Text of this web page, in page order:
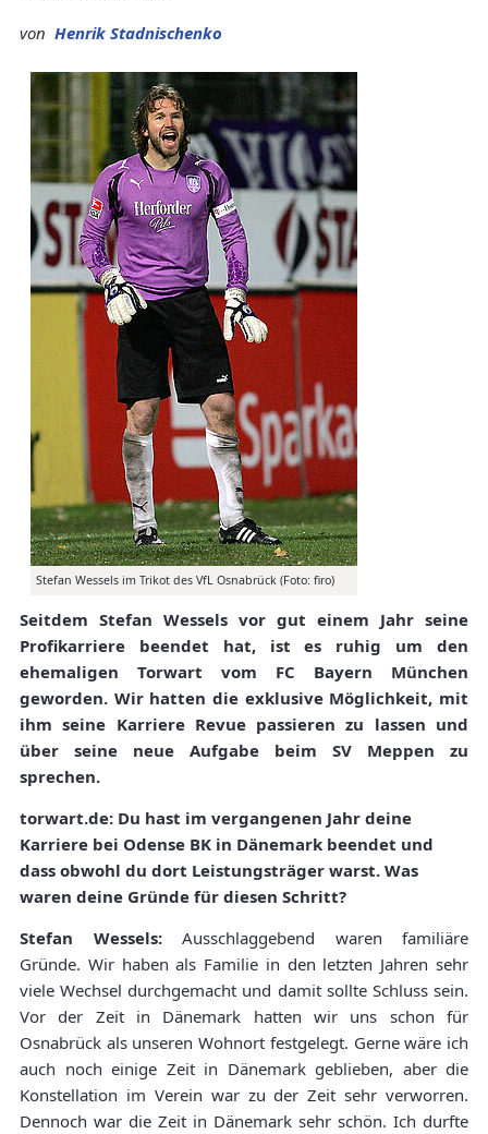
von Henrik Stadnischenko
Stefan Wessels im Trikot des VfL Osnabrück (Foto: firo)
Seitdem Stefan Wessels vor gut einem Jahr seine
Profikarriere beendet hat, ist es ruhig um den
ehemaligen Torwart vom FC Bayern München
geworden. Wir hatten die exklusive Möglichkeit, mit
ihm seine Karriere Revue passieren zu lassen und
über seine neue Aufgabe beim SV Meppen zu
sprechen.
torwart.de: Du hast im vergangenen Jahr deine
Karriere bei Odense BK in Dänemark beendet und
dass obwohl du dort Leistungsträger warst. Was
waren deine Gründe für diesen Schritt?
Stefan Wessels: Ausschlaggebend waren familiäre
Gründe. Wir haben als Familie in den letzten Jahren sehr
viele Wechsel durchgemacht und damit sollte Schluss sein.
Vor der Zeit in Dänemark hatten wir uns schon für
Osnabrück als unseren Wohnort festgelegt. Gerne wäre ich
auch noch einige Zeit in Dänemark geblieben, aber die
Konstellation im Verein war zu der Zeit sehr verworren.
Dennoch war die Zeit in Dänemark sehr schön. Ich durfte